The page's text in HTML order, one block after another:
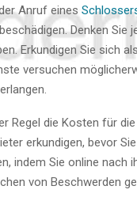
Anruf eines
Denken Sie
Erkundigen Sie sich
versuchen
Regel die Kosten für
erkundigen, bevor
indem Sie online nach
von Beschwerden